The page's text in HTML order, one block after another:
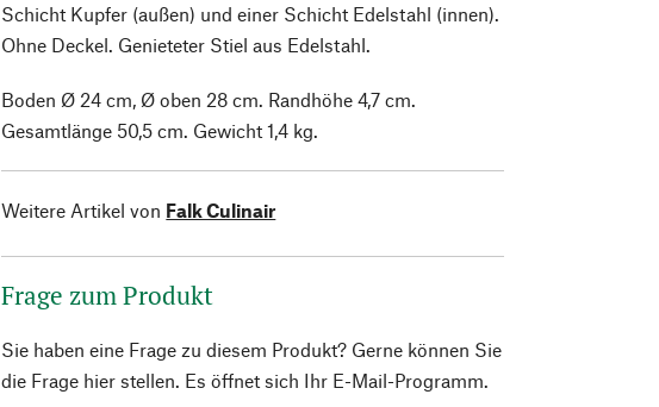
Schicht Kupfer (außen) und einer Schicht Edelstahl (innen).
Ohne Deckel. Genieteter Stiel aus Edelstahl.
Boden Ø 24 cm, Ø oben 28 cm. Randhöhe 4,7 cm.
Gesamtlänge 50,5 cm. Gewicht 1,4 kg.
Weitere Artikel von Falk Culinair
Frage zum Produkt
Sie haben eine Frage zu diesem Produkt? Gerne können Sie
die Frage hier stellen. Es öffnet sich Ihr E-Mail-Programm.